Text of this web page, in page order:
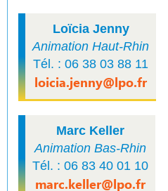
Loïcia Jenny
Animation Haut-Rhin
Tél. : 06 38 03 88 11
loicia.jenny@lpo.fr
Marc Keller
Animation Bas-Rhin
Tél. : 06 83 40 01 10
marc.keller@lpo.fr